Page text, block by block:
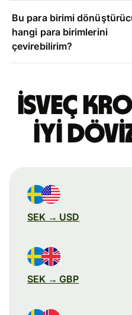
Bu para birimi
hangi para birimlerini
çevirebilirim?
İsveç
iyi
SEK → USD
SEK → GBP